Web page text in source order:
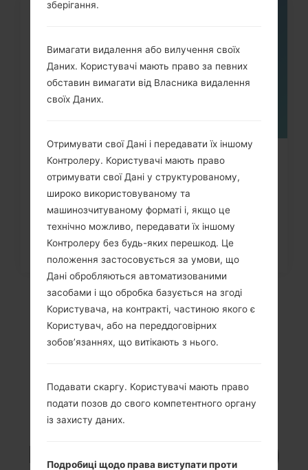
Як видалити усі дані з телефону
через меню на LG G3,...
Відео
LGMS428(LGMS428)
зберігання.
Вимагати видалення або вилучення своїх
Даних. Користувачі мають право за певних
обставин вимагати від Власника видалення
своїх Даних.
Отримувати свої Дані і передавати їх іншому
Контролеру. Користувачі мають право
отримувати свої Дані у структурованому,
широко використовуваному та
машинозчитуваному форматі і, якщо це
технічно можливо, передавати їх іншому
Контролеру без будь-яких перешкод. Це
положення застосовується за умови, що
Дані обробляються автоматизованими
засобами і що обробка базується на згоді
Користувача, на контракті, частиною якого є
Користувач, або на переддоговірних
зобов’язаннях, що витікають з нього.
Подавати скаргу. Користувачі мають право
подати позов до свого компетентного органу
із захисту даних.
Подробиці щодо права виступати проти